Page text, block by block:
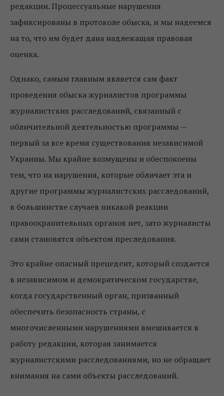
редакции. Процессуальные нарушения
зафиксированы в протоколе обыска, и мы надеемся
на то, что им будет дана надлежащая правовая
оценка.
Однако, самым главным является сам факт
проведения обыска журналистов программы
журналистских расследований, связанный с
обличительной деятельностью программы —
первый за все время существования независимой
Украины. Мы крайне возмущены и обеспокоены
тем, что на нарушения, которые обличает эта и
другие программы журналистских расследований,
в большинстве случаев никакой реакции
правоохранительных органов нет, зато журналисты
сами становятся объектом преследования.
Это крайне опасный прецедент, который создается
в независимом и демократическом государстве,
когда государственный орган, призванный
обеспечить безопасность страны, с
многочисленными нарушениями вмешивается в
работу редакции, которая занимается
журналистскими расследованиями, но не обращает
внимания на сами объекты расследований.